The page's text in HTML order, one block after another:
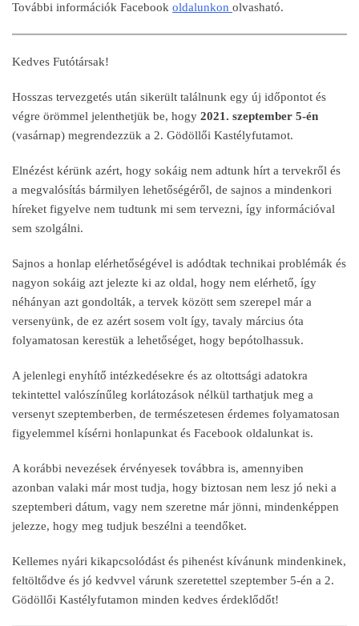
További információk Facebook oldalunkon olvasható.
Kedves Futótársak!
Hosszas tervezgetés után sikerült találnunk egy új időpontot és
végre örömmel jelenthetjük be, hogy 2021. szeptember 5-én
(vasárnap) megrendezzük a 2. Gödöllői Kastélyfutamot.
Elnézést kérünk azért, hogy sokáig nem adtunk hírt a tervekről és
a megvalósítás bármilyen lehetőségéről, de sajnos a mindenkori
híreket figyelve nem tudtunk mi sem tervezni, így információval
sem szolgálni.
Sajnos a honlap elérhetőségével is adódtak technikai problémák és
nagyon sokáig azt jelezte ki az oldal, hogy nem elérhető, így
néhányan azt gondolták, a tervek között sem szerepel már a
versenyünk, de ez azért sosem volt így, tavaly március óta
folyamatosan kerestük a lehetőséget, hogy bepótolhassuk.
A jelenlegi enyhítő intézkedésekre és az oltottsági adatokra
tekintettel valószínűleg korlátozások nélkül tarthatjuk meg a
versenyt szeptemberben, de természetesen érdemes folyamatosan
figyelemmel kísérni honlapunkat és Facebook oldalunkat is.
A korábbi nevezések érvényesek továbbra is, amennyiben
azonban valaki már most tudja, hogy biztosan nem lesz jó neki a
szeptemberi dátum, vagy nem szeretne már jönni, mindenképpen
jelezze, hogy meg tudjuk beszélni a teendőket.
Kellemes nyári kikapcsolódást és pihenést kívánunk mindenkinek,
feltöltődve és jó kedvvel várunk szeretettel szeptember 5-én a 2.
Gödöllői Kastélyfutamon minden kedves érdeklődőt!